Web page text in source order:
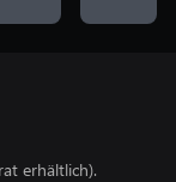
erhältlich).